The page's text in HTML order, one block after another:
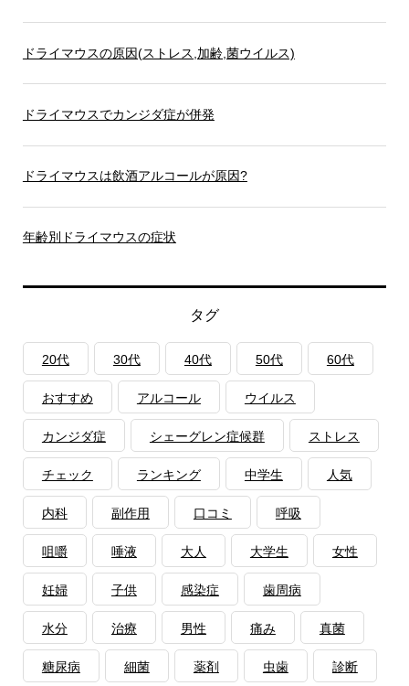
ドライマウスの原因(ストレス,加齢,菌ウイルス)
ドライマウスでカンジダ症が併発
ドライマウスは飲酒アルコールが原因?
年齢別ドライマウスの症状
タグ
20代 30代 40代 50代 60代
おすすめ アルコール ウイルス
カンジダ症 シェーグレン症候群 ストレス
チェック ランキング 中学生 人気
内科 副作用 口コミ 呼吸
咀嚼 唾液 大人 大学生 女性
妊婦 子供 感染症 歯周病
水分 治療 男性 痛み 真菌
糖尿病 細菌 薬剤 虫歯 診断